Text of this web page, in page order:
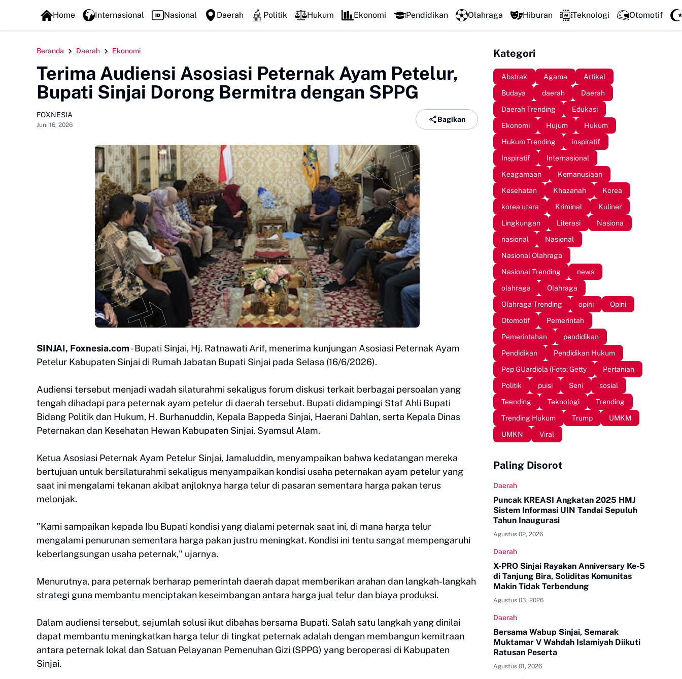
FOXLINE NEWS DPC GSNI Sinjai Gelar Sosialisasi Organisasi di Sejumlah
Home Internasional Nasional Daerah Politik Hukum Ekonomi Pendidikan Olahraga Hiburan Teknologi Otomotif
Beranda Daerah Ekonomi
Terima Audiensi Asosiasi Peternak Ayam Petelur,
Bupati Sinjai Dorong Bermitra dengan SPPG
FOXNESIA
Juni 16, 2026
Bagikan
SINJAI, Foxnesia.com- Bupati Sinjai, Hj. Ratnawati Arif, menerima kunjungan Asosiasi Peternak Ayam
Petelur Kabupaten Sinjai di Rumah Jabatan Bupati Sinjai pada Selasa (16/6/2026).
Audiensi tersebut menjadi wadah silaturahmi sekaligus forum diskusi terkait berbagai persoalan yang
tengah dihadapi para peternak ayam petelur di daerah tersebut. Bupati didampingi Staf Ahli Bupati
Bidang Politik dan Hukum, H. Burhanuddin, Kepala Bappeda Sinjai, Haerani Dahlan, serta Kepala Dinas
Peternakan dan Kesehatan Hewan Kabupaten Sinjai, Syamsul Alam.
‎Ketua Asosiasi Peternak Ayam Petelur Sinjai, Jamaluddin, menyampaikan bahwa kedatangan mereka
bertujuan untuk bersilaturahmi sekaligus menyampaikan kondisi usaha peternakan ayam petelur yang
saat ini mengalami tekanan akibat anjloknya harga telur di pasaran sementara harga pakan terus
melonjak.
‎"Kami sampaikan kepada Ibu Bupati kondisi yang dialami peternak saat ini, di mana harga telur
mengalami penurunan sementara harga pakan justru meningkat. Kondisi ini tentu sangat mempengaruhi
keberlangsungan usaha peternak," ujarnya.
‎Menurutnya, para peternak berharap pemerintah daerah dapat memberikan arahan dan langkah-langkah
strategi guna membantu menciptakan keseimbangan antara harga jual telur dan biaya produksi.
‎Dalam audiensi tersebut, sejumlah solusi ikut dibahas bersama Bupati. Salah satu langkah yang dinilai
dapat membantu meningkatkan harga telur di tingkat peternak adalah dengan membangun kemitraan
antara peternak lokal dan Satuan Pelayanan Pemenuhan Gizi (SPPG) yang beroperasi di Kabupaten
Sinjai.
Kategori
Abstrak Agama
Artikel
Budaya
daerah
Daerah
Daerah Trending
Edukasi
Ekonomi
Hujum
Hukum
Hukum Trending
inspiratif
Inspiratif
Internasional
Keagamaan
Kemanusiaan
Kesehatan
Khazanah
Korea
korea utara
Kriminal
Kuliner
Lingkungan
Literasi
Nasiona
nasional
Nasional
Nasional Olahraga
Nasional Trending
news
olahraga
Olahraga
Olahraga Trending
opini
Opini
Otomotif
Pemerintah
Pemerintahan
pendidikan
Pendidikan
Pendidikan Hukum
Pep GUardiola (Foto: Getty
Pertanian
Politik
puisi Seni
sosial
Teending
Teknologi
Trending
Trending Hukum
Trump
UMKM
UMKN
Viral
Paling Disorot
Daerah
Puncak KREASI Angkatan 2025 HMJ
Sistem Informasi UIN Tandai Sepuluh
Tahun Inaugurasi
Agustus 02, 2026
Daerah
X-PRO Sinjai Rayakan Anniversary Ke-5
di Tanjung Bira, Soliditas Komunitas
Makin Tidak Terbendung
Agustus 03, 2026
Daerah
Bersama Wabup Sinjai, Semarak
Muktamar V Wahdah Islamiyah Diikuti
Ratusan Peserta
Agustus 01, 2026